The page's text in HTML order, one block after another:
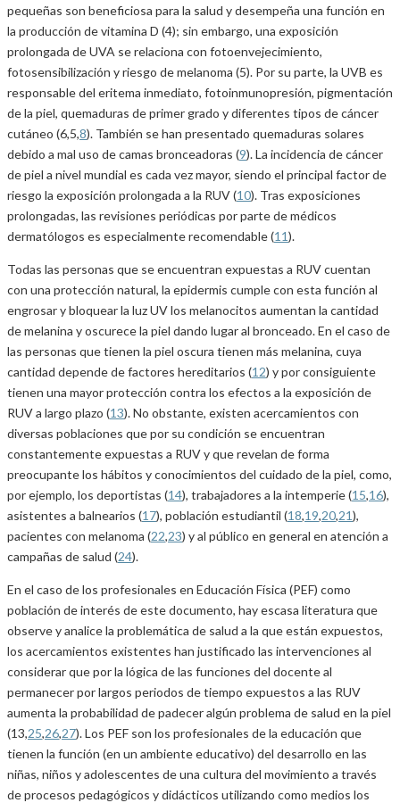
pequeñas son beneficiosa para la salud y desempeña una función en
la producción de vitamina D (4); sin embargo, una exposición
prolongada de UVA se relaciona con fotoenvejecimiento,
fotosensibilización y riesgo de melanoma (5). Por su parte, la UVB es
responsable del eritema inmediato, fotoinmunopresión, pigmentación
de la piel, quemaduras de primer grado y diferentes tipos de cáncer
cutáneo (6,5,8). También se han presentado quemaduras solares
debido a mal uso de camas bronceadoras (9). La incidencia de cáncer
de piel a nivel mundial es cada vez mayor, siendo el principal factor de
riesgo la exposición prolongada a la RUV (10). Tras exposiciones
prolongadas, las revisiones periódicas por parte de médicos
dermatólogos es especialmente recomendable (11).
Todas las personas que se encuentran expuestas a RUV cuentan
con una protección natural, la epidermis cumple con esta función al
engrosar y bloquear la luz UV los melanocitos aumentan la cantidad
de melanina y oscurece la piel dando lugar al bronceado. En el caso de
las personas que tienen la piel oscura tienen más melanina, cuya
cantidad depende de factores hereditarios (12) y por consiguiente
tienen una mayor protección contra los efectos a la exposición de
RUV a largo plazo (13). No obstante, existen acercamientos con
diversas poblaciones que por su condición se encuentran
constantemente expuestas a RUV y que revelan de forma
preocupante los hábitos y conocimientos del cuidado de la piel, como,
por ejemplo, los deportistas (14), trabajadores a la intemperie (15,16),
asistentes a balnearios (17), población estudiantil (18,19,20,21),
pacientes con melanoma (22,23) y al público en general en atención a
campañas de salud (24).
En el caso de los profesionales en Educación Física (PEF) como
población de interés de este documento, hay escasa literatura que
observe y analice la problemática de salud a la que están expuestos,
los acercamientos existentes han justificado las intervenciones al
considerar que por la lógica de las funciones del docente al
permanecer por largos periodos de tiempo expuestos a las RUV
aumenta la probabilidad de padecer algún problema de salud en la piel
(13,25,26,27). Los PEF son los profesionales de la educación que
tienen la función (en un ambiente educativo) del desarrollo en las
niñas, niños y adolescentes de una cultura del movimiento a través
de procesos pedagógicos y didácticos utilizando como medios los